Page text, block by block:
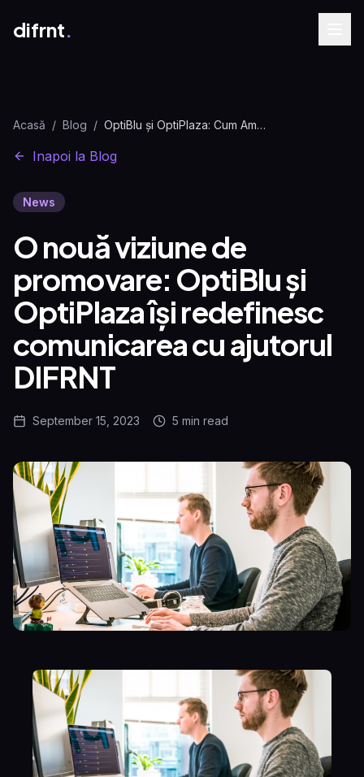
difrnt.
Acasă / Blog / OptiBlu și OptiPlaza: Cum Am Redefinit Comunicarea
Inapoi la Blog
News
O nouă viziune de
promovare: OptiBlu și
OptiPlaza își redefinesc
comunicarea cu ajutorul
DIFRNT
September 15, 2023 5 min read